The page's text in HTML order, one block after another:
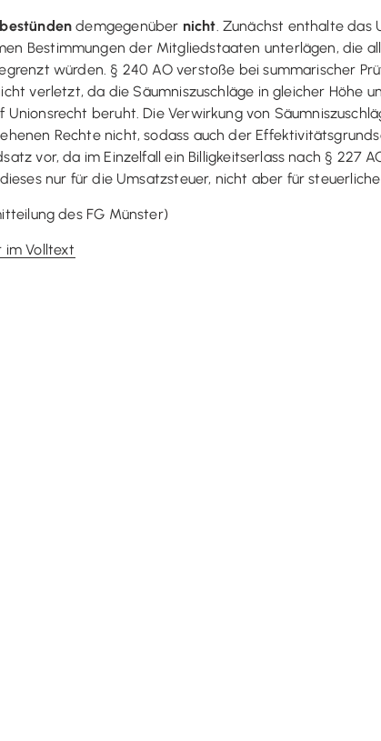
demgegenüber nicht. Zunächst enthalte das
Bestimmungen der Mitgliedstaaten unterlägen, die
würden. § 240 AO verstoße bei summarischer
verletzt, da die Säumniszuschläge in gleicher Höhe
Unionsrecht beruht. Die Verwirkung von
Rechte nicht, sodass auch der
vor, da im Einzelfall ein Billigkeitserlass nach § 227
nur für die Umsatzsteuer, nicht aber für
des FG Münster)
im Volltext